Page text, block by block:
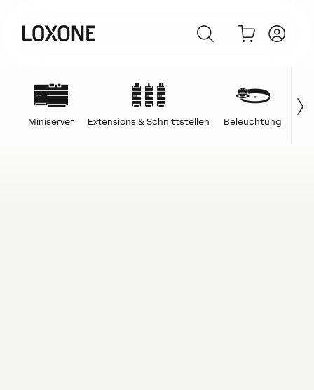
Miniserver Extensions & Schnittstellen Beleuchtung